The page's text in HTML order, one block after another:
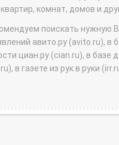
комнат, домов и
поискать нужную
авито.ру (avito.ru), в
циан.ру (cian.ru), в базе
в газете из рук в руки